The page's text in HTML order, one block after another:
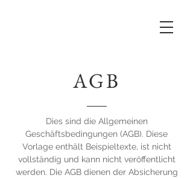
AGB
Dies sind die Allgemeinen
Geschäftsbedingungen (AGB). Diese
Vorlage enthält Beispieltexte, ist nicht
vollständig und kann nicht veröffentlicht
werden. Die AGB dienen der Absicherung